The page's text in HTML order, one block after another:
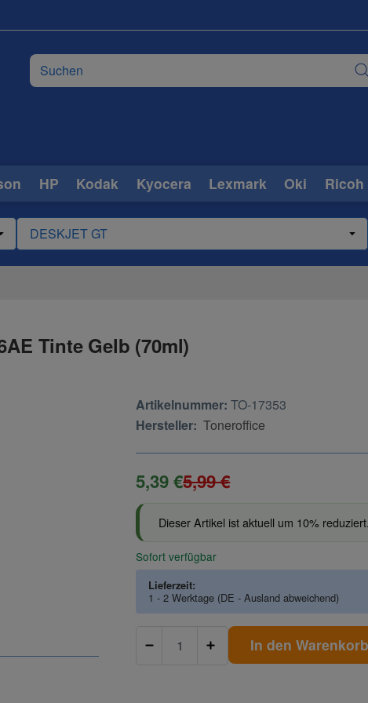
HP Kodak Kyocera Lexmark Oki Ricoh
Tinte Gelb (70ml)
Artikelnummer: TO-17353
Hersteller: Toneroffice
5,39 €5,99 €
Dieser Artikel ist aktuell um 10%
Sofort verfügbar
Lieferzeit:
1 - 2 Werktage (DE - Ausland abweichend)
In den